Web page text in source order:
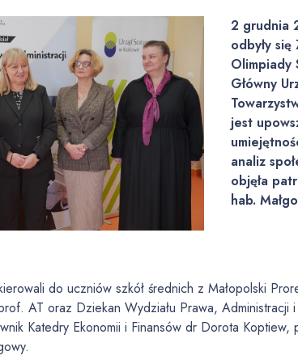
2 grudnia
odbyły
Olimpiady
Główny
jest
analiz
objęła
hab.
do uczniów szkół średnich z Małopolski
AT oraz Dziekan Wydziału Prawa,
Katedry Ekonomii i Finansów dr Dorota